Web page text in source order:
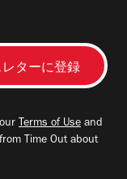
Terms of Use and
Time Out about